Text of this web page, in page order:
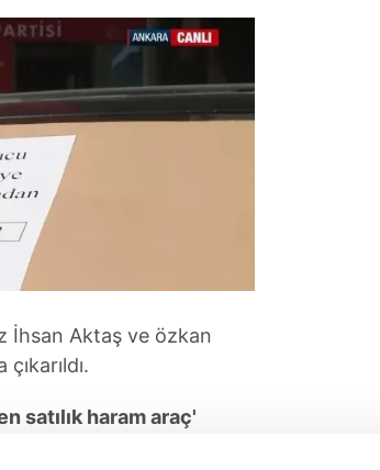
İhsan Aktaş ve özkan
satılık haram araç'
yazıldığı görüldü.